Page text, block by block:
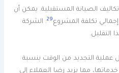
الصيانة المستقبلية. يمكن أن
29. الشركة
التقليل.
عملية التجديد من الوقت بنسبة
مما يزيد رضا العملاء إلى